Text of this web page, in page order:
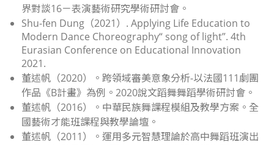
界對談16－表演藝術研究學術研討會。
Shu-fen Dung（2021）. Applying Life Education to
Modern Dance Choreography“ song of light”. 4th
Eurasian Conference on Educational Innovation
2021.
董述帆（2020）。 跨領域審美意象分析-以法國111劇團
作品《B計畫》為例 。2020說文蹈舞舞蹈學術研討會。
董述帆（2016）。 中華民族舞課程模組及教學方案 。全
國藝術才能班課程與教學論壇。
董述帆（2011）。 運用多元智慧理論於高中舞蹈班演出